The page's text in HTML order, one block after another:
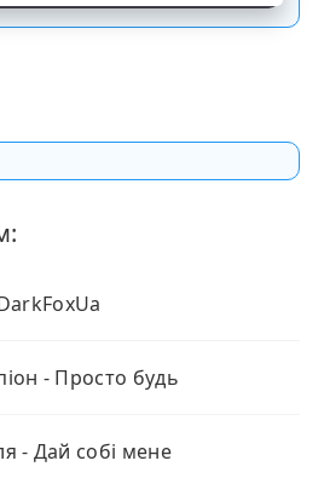
- Просто будь
- Дай собі мене